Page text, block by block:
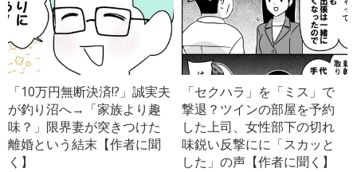
「10万円無断決済!?」誠実夫
が釣り沼へ→「家族より趣
味？」限界妻が突きつけた
離婚という結末【作者に聞
く】
「セクハラ」を「ミス」で
撃退？ツインの部屋を予約
した上司、女性部下の切れ
味鋭い反撃にに「スカッと
した」の声【作者に聞く】